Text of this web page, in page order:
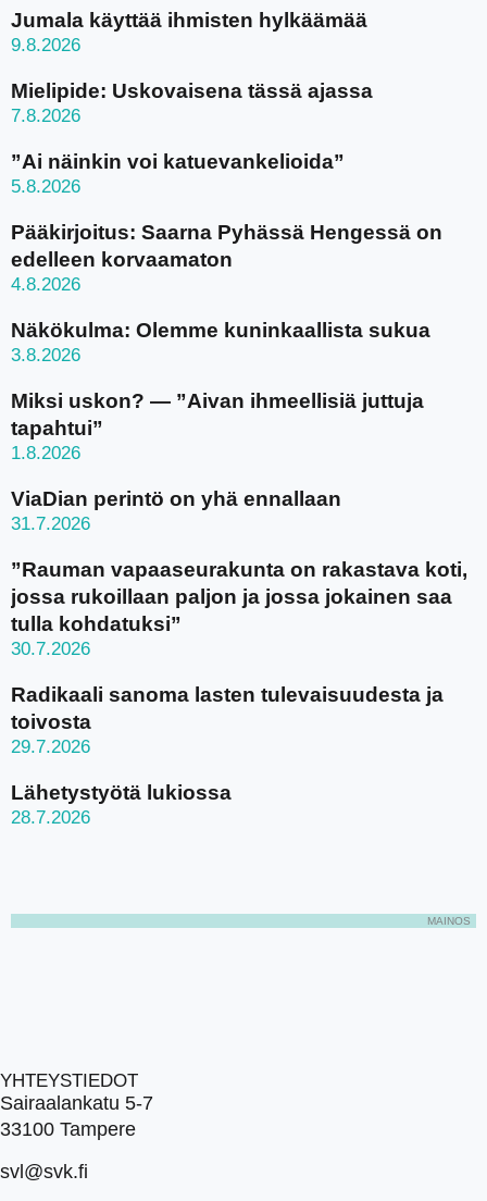
Jumala käyttää ihmisten hylkäämää
9.8.2026
Mielipide: Uskovaisena tässä ajassa
7.8.2026
”Ai näinkin voi katuevankelioida”
5.8.2026
Pääkirjoitus: Saarna Pyhässä Hengessä on
edelleen korvaamaton
4.8.2026
Näkökulma: Olemme kuninkaallista sukua
3.8.2026
Miksi uskon? — ”Aivan ihmeellisiä juttuja
tapahtui”
1.8.2026
ViaDian perintö on yhä ennallaan
31.7.2026
”Rauman vapaaseurakunta on rakastava koti,
jossa rukoillaan paljon ja jossa jokainen saa
tulla kohdatuksi”
30.7.2026
Radikaali sanoma lasten tulevaisuudesta ja
toivosta
29.7.2026
Lähetystyötä lukiossa
28.7.2026
MAINOS
YHTEYSTIEDOT
Sairaalankatu 5-7
33100 Tampere
svl@svk.fi